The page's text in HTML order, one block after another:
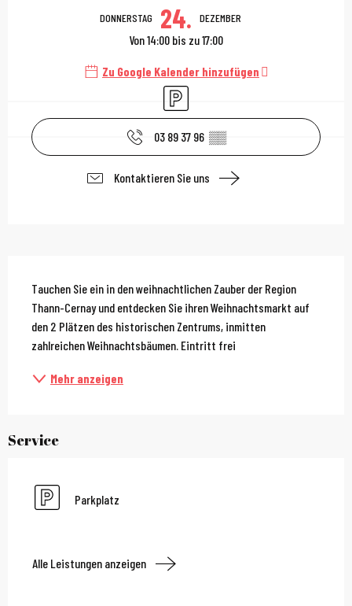
DONNERSTAG 24. DEZEMBER
Von 14:00 bis zu 17:00
Zu Google Kalender hinzufügen
Parkplatz
03 89 37 96 ▒▒
Kontaktieren Sie uns
Beschreibung
Tauchen Sie ein in den weihnachtlichen Zauber der Region
Thann-Cernay und entdecken Sie ihren Weihnachtsmarkt auf
den 2 Plätzen des historischen Zentrums, inmitten
zahlreichen Weihnachtsbäumen. Eintritt frei
Mehr anzeigen
Service
Parkplatz
Alle Leistungen anzeigen